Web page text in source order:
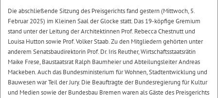
Die abschließende Sitzung des Preisgerichts fand gestern (Mittwoch, 5.
Februar 2025) im Kleinen Saal der Glocke statt. Das 19-köpfige Gremium
stand unter der Leitung der Architektinnen Prof. Rebecca Chestnutt und
Louisa Hutton sowie Prof. Volker Staab. Zu den Mitgliedern gehörten unter
anderem Senatsbaudirektorin Prof. Dr. Iris Reuther, Wirtschaftsstaatsrätin
Maike Frese, Baustaatsrat Ralph Baumheier und Abteilungsleiter Andreas
Mackeben. Auch das Bundesministerium für Wohnen, Stadtentwicklung und
Bauwesen war Teil der Jury. Die Beauftragte der Bundesregierung für Kultur
und Medien sowie der Bundesbau Bremen waren als Gäste des Preisgerichts